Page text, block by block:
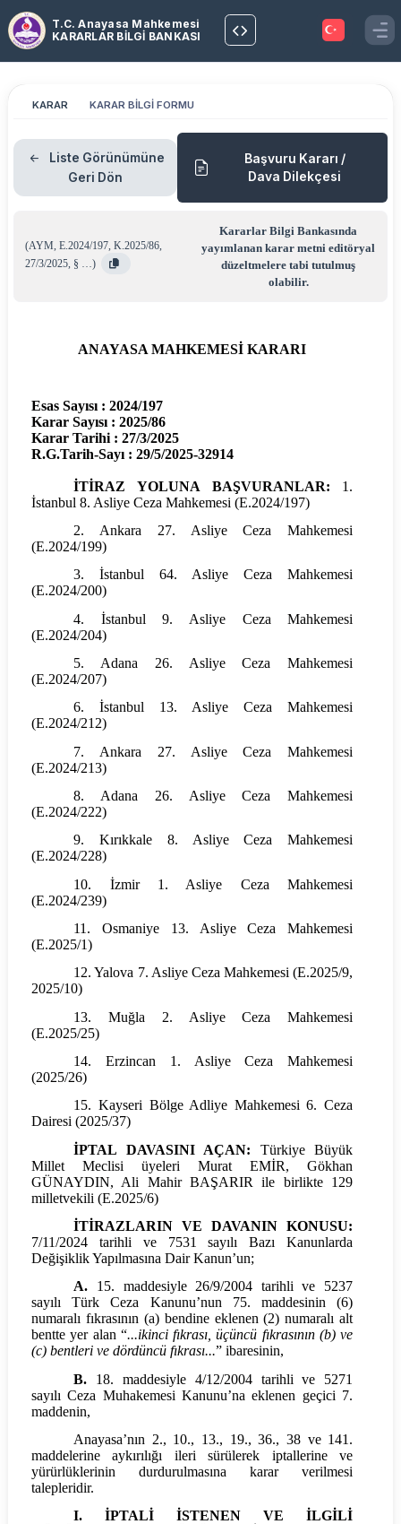
T.C. Anayasa Mahkemesi
KARARLAR BİLGİ BANKASI
KARAR KARAR BİLGİ FORMU
Liste Görünümüne
Geri Dön
Başvuru Kararı /
Dava Dilekçesi
(AYM, E.2024/197, K.2025/86,
27/3/2025, § …)
Kararlar Bilgi Bankasında
yayımlanan karar metni editöryal
düzeltmelere tabi tutulmuş
olabilir.